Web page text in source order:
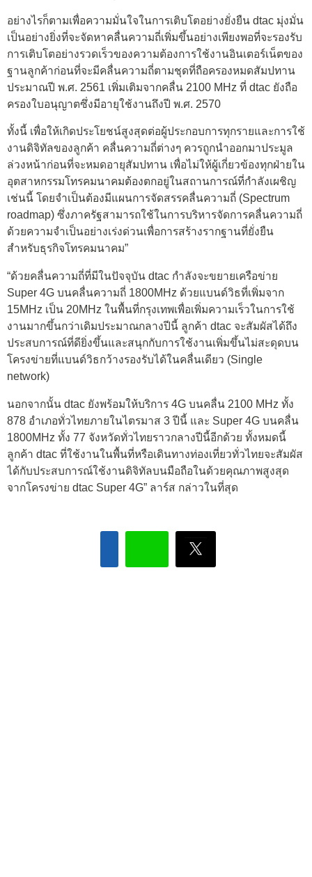
อย่างไรก็ตามเพื่อความมั่นใจในการเติบโตอย่างยั่งยืน dtac มุ่งมั่น
เป็นอย่างยิ่งที่จะจัดหาคลื่นความถี่เพิ่มขึ้นอย่างเพียงพอที่จะรองรับ
การเติบโตอย่างรวดเร็วของความต้องการใช้งานอินเตอร์เน็ตของ
ฐานลูกค้าก่อนที่จะมีคลื่นความถี่ตามชุดที่ถือครองหมดสัมปทาน
ประมาณปี พ.ศ. 2561 เพิ่มเติมจากคลื่น 2100 MHz ที่ dtac ยังถือ
ครองใบอนุญาตซึ่งมีอายุใช้งานถึงปี พ.ศ. 2570
ทั้งนี้ เพื่อให้เกิดประโยชน์สูงสุดต่อผู้ประกอบการทุกรายและการใช้
งานดิจิทัลของลูกค้า คลื่นความถี่ต่างๆ ควรถูกนำออกมาประมูล
ล่วงหน้าก่อนที่จะหมดอายุสัมปทาน เพื่อไม่ให้ผู้เกี่ยวข้องทุกฝ่ายใน
อุตสาหกรรมโทรคมนาคมต้องตกอยู่ในสถานการณ์ที่กำลังเผชิญ
เช่นนี้ โดยจำเป็นต้องมีแผนการจัดสรรคลื่นความถี่ (Spectrum
roadmap) ซึ่งภาครัฐสามารถใช้ในการบริหารจัดการคลื่นความถี่
ด้วยความจำเป็นอย่างเร่งด่วนเพื่อการสร้างรากฐานที่ยั่งยืน
สำหรับธุรกิจโทรคมนาคม”
“ด้วยคลื่นความถี่ที่มีในปัจจุบัน dtac กำลังจะขยายเครือข่าย
Super 4G บนคลื่นความถี่ 1800MHz ด้วยแบนด์วิธที่เพิ่มจาก
15MHz เป็น 20MHz ในพื้นที่กรุงเทพเพื่อเพิ่มความเร็วในการใช้
งานมากขึ้นกว่าเดิมประมาณกลางปีนี้ ลูกค้า dtac จะสัมผัสได้ถึง
ประสบการณ์ที่ดียิ่งขึ้นและสนุกกับการใช้งานเพิ่มขึ้นไม่สะดุดบน
โครงข่ายที่แบนด์วิธกว้างรองรับได้ในคลื่นเดียว (Single
network)
นอกจากนั้น dtac ยังพร้อมให้บริการ 4G บนคลื่น 2100 MHz ทั้ง
878 อำเภอทั่วไทยภายในไตรมาส 3 ปีนี้ และ Super 4G บนคลื่น
1800MHz ทั้ง 77 จังหวัดทั่วไทยราวกลางปีนี้อีกด้วย ทั้งหมดนี้
ลูกค้า dtac ที่ใช้งานในพื้นที่หรือเดินทางท่องเที่ยวทั่วไทยจะสัมผัส
ได้กับประสบการณ์ใช้งานดิจิทัลบนมือถือในด้วยคุณภาพสูงสุด
จากโครงข่าย dtac Super 4G” ลาร์ส กล่าวในที่สุด